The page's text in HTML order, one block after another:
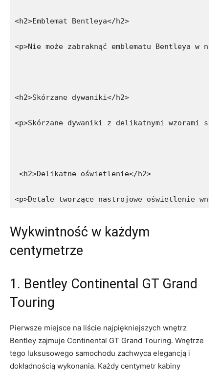
<h2>Emblemat Bentleya</h2>
<p>Nie może zabraknąć emblematu Bentleya w
<h2>Skórzane dywaniki</h2>
<p>Skórzane dywaniki z delikatnymi wzorami
<h2>Delikatne oświetlenie</h2>
<p>Detale tworzące nastrojowe oświetlenie
Wykwintność ‌w każdym
‍centymetrze
1. Bentley Continental GT Grand
‍Touring
Pierwsze miejsce ⁤na liście najpiękniejszych ‌wnętrz
Bentley⁤ zajmuje Continental GT Grand Touring. Wnętrze
tego‌ luksusowego⁢ samochodu zachwyca elegancją i
dokładnością wykonania. ⁣Każdy centymetr kabiny​